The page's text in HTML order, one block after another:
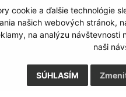
cookie a ďalšie technológie
našich webových stránok,
na analýzu
naši
SÚHLASÍM
Odoslať správu